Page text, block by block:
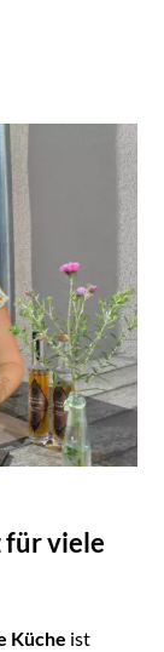
für viele
Küche ist